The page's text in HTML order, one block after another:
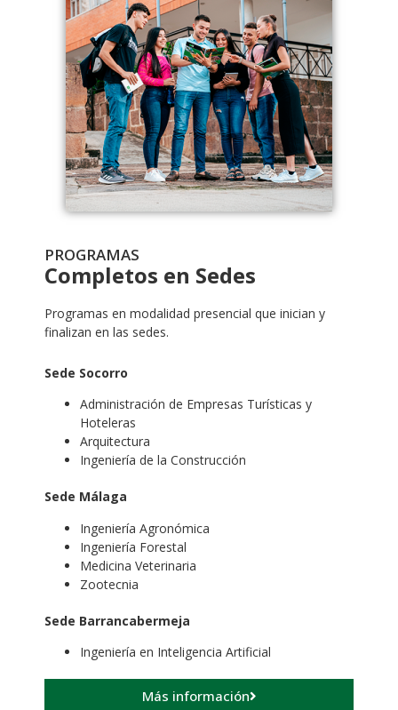
PROGRAMAS
Completos en Sedes
Programas en modalidad presencial que inician y
finalizan en las sedes.
Sede Socorro
Administración de Empresas Turísticas y
Hoteleras
Arquitectura
Ingeniería de la Construcción
Sede Málaga
Ingeniería Agronómica
Ingeniería Forestal
Medicina Veterinaria
Zootecnia
Sede Barrancabermeja
Ingeniería en Inteligencia Artificial
Más información